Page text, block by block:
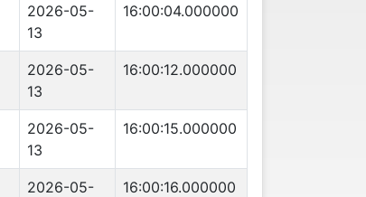
2026-05-
13
16:00:04.000000
2026-05-
13
16:00:12.000000
2026-05-
13
16:00:15.000000
2026-05-
16:00:16.000000